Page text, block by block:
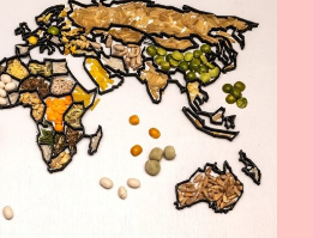
госкомитета
нацбезопасности